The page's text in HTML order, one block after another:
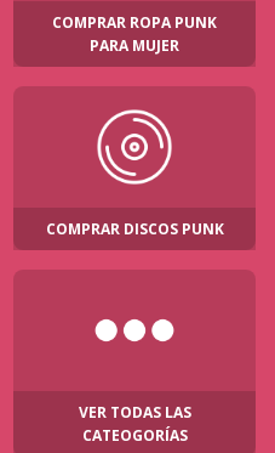
COMPRAR ROPA PUNK
PARA MUJER
COMPRAR DISCOS PUNK
VER TODAS LAS
CATEOGORÍAS